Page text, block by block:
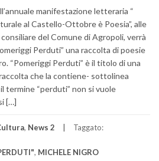
manifestazione letteraria “
al Castello-Ottobre è Poesia”, alle
consiliare del Comune di Agropoli, verrà
Perduti” una raccolta di poesie
“Pomeriggi Perduti” è il titolo di una
che la contiene- sottolinea
termine “perduti” non si vuole
[…]
, News 2 Taggato:
, MICHELE NIGRO